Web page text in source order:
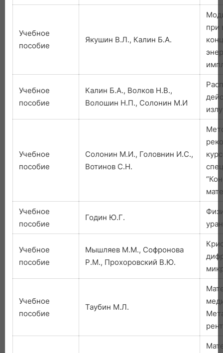
Учебное
пособие
Якушин В.Л., Калин Б.А.
при
Учебное
пособие
Калин Б.А., Волков Н.В.,
Волошин Н.П., Солонин М.И
Учебное
пособие
Солонин М.И., Головнин И.С.,
Вотинов С.Н.
Учебное
пособие
Годин Ю.Г.
Учебное
пособие
Мышляев М.М., Софронова
Р.М., Прохоровский В.Ю.
Учебное
пособие
Таубин М.Л.